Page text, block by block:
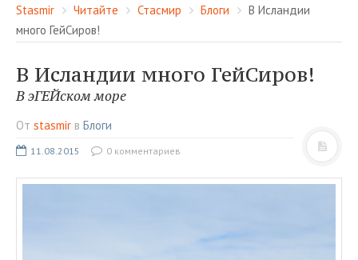
ОБ ЭТОМ САЙТЕ
ЧИТАЙТЕ
СМОТРИТЕ
Stasmir Читайте Стасмир Блоги
В Исландии
много ГейСиров!
В Исландии много ГейСиров!
В эГЕЙском море
От stasmir в Блоги
11.08.2015 0 комментариев